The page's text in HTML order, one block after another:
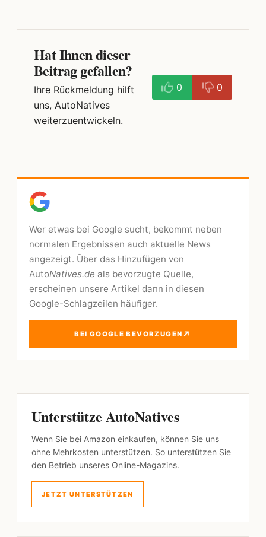
Hat Ihnen dieser
Beitrag gefallen?
Ihre Rückmeldung hilft
uns, AutoNatives
weiterzuentwickeln.
0 0
Wer etwas bei Google sucht, bekommt neben
normalen Ergebnissen auch aktuelle News
angezeigt. Über das Hinzufügen von
AutoNatives.de als bevorzugte Quelle,
erscheinen unsere Artikel dann in diesen
Google-Schlagzeilen häufiger.
BEI GOOGLE BEVORZUGEN ↗
Unterstütze AutoNatives
Wenn Sie bei Amazon einkaufen, können Sie uns
ohne Mehrkosten unterstützen. So unterstützen Sie
den Betrieb unseres Online-Magazins.
JETZT UNTERSTÜTZEN